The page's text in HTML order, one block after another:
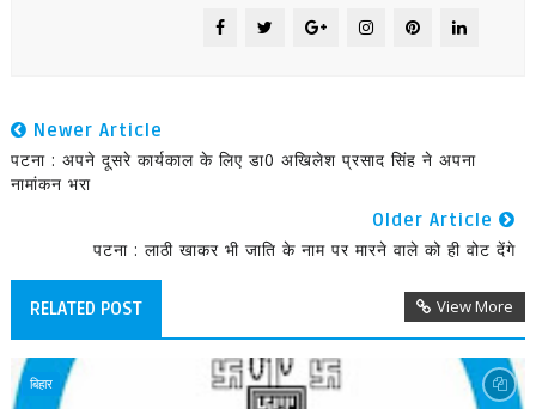
Newer Article
पटना : अपने दूसरे कार्यकाल के लिए डा0 अखिलेश प्रसाद सिंह ने अपना
नामांकन भरा
Older Article
पटना : लाठी खाकर भी जाति के नाम पर मारने वाले को ही वोट देंगे
RELATED POST View More
बिहार